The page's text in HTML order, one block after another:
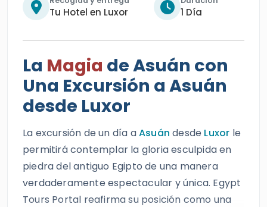
Tu Hotel en Luxor 1 Día
La Magia de Asuán con
Una Excursión a Asuán
desde Luxor
La excursión de un día aAsuán desde Luxor le
permitirá contemplar la gloria esculpida en
piedra del antiguo Egipto de una manera
verdaderamente espectacular y única. Egypt
Tours Portal reafirma su posición como una